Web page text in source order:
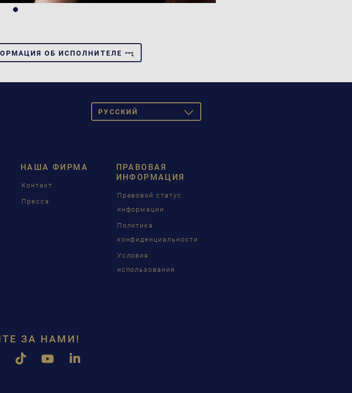
ОБ ИСПОЛНИТЕЛЕ
PУССКИЙ
TOGGLE
DROPDOWN
FRANÇAIS
PУССКИЙ
ČEŠTINA
日本語
НАША ФИРМА
Контакт
Пресса
ПРАВОВАЯ
ИНФОРМАЦИЯ
Правовой статус
информации
Политика
конфиденциальности
Условия
использования
ЗА НАМИ!